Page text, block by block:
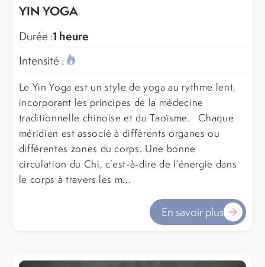
YIN YOGA
Durée :1 heure
Intensité :
Le Yin Yoga est un style de yoga au rythme lent,
incorporant les principes de la médecine
traditionnelle chinoise et du Taoïsme. Chaque
méridien est associé à différents organes ou
différentes zones du corps. Une bonne
circulation du Chi, c’est-à-dire de l’énergie dans
le corps à travers les m...
En savoir plus